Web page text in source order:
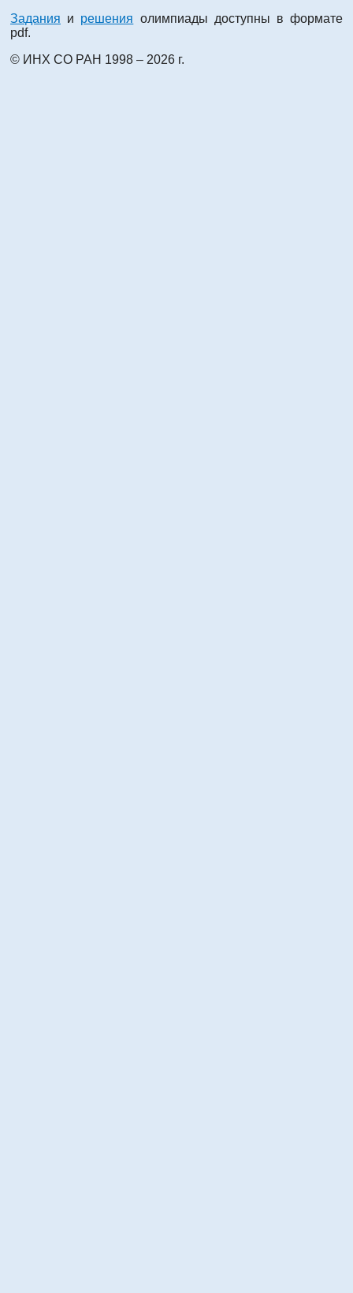
Задания и решения олимпиады доступны в формате
pdf.
© ИНХ СО РАН 1998 – 2026 г.